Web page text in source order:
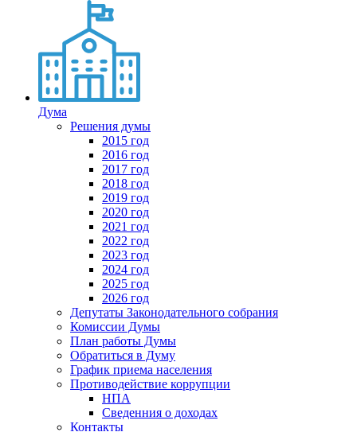
Дума
Решения думы
2015 год
2016 год
2017 год
2018 год
2019 год
2020 год
2021 год
2022 год
2023 год
2024 год
2025 год
2026 год
Депутаты Законодательного собрания
Комиссии Думы
План работы Думы
Обратиться в Думу
График приема населения
Противодействие коррупции
НПА
Сведенния о доходах
Контакты